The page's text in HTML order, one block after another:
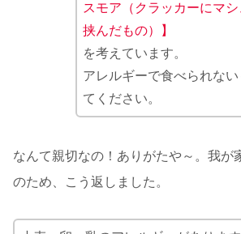
スモア（クラッカーにマ
挟んだもの）】
を考えています。
アレルギーで食べられない
てください。
なんて親切なの！ありがたや～。我が
のため、こう返しました。